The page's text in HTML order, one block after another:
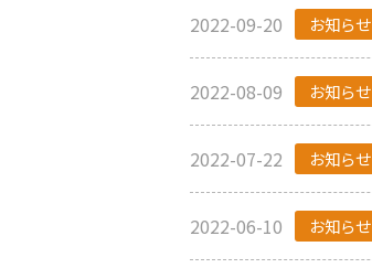
2022-09-20 お知らせ
2022-08-09 お知らせ
2022-07-22 お知らせ
2022-06-10 お知らせ